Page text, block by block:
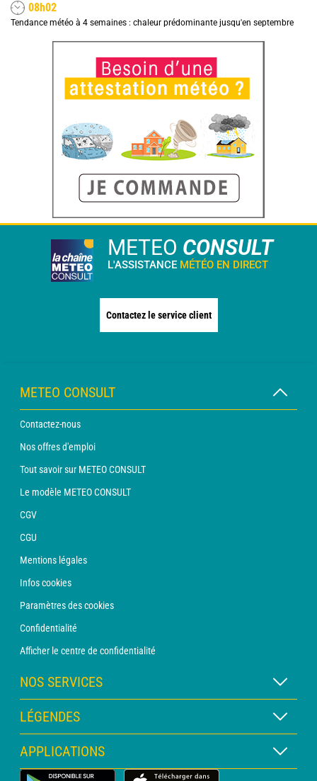
08h02
Tendance météo à 4 semaines : chaleur prédominante jusqu'en septembre
METEO CONSULT
L'ASSISTANCE MÉTÉO EN DIRECT
Contactez le service client
METEO CONSULT
Contactez-nous
Nos offres d'emploi
Tout savoir sur METEO CONSULT
Le modèle METEO CONSULT
CGV
CGU
Mentions légales
Infos cookies
Paramètres des cookies
Confidentialité
Afficher le centre de confidentialité
NOS SERVICES
Abonnement METEO Xpert
Abonnement METEO PRO
Consultation avec un prévisionniste
LÉGENDES
Légende des cartes
Légende des pictogrammes
APPLICATIONS